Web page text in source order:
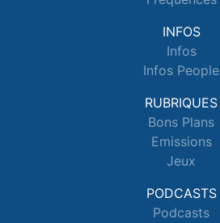
INFOS
Infos
Infos People
RUBRIQUES
Bons Plans
Emissions
Jeux
PODCASTS
Podcasts